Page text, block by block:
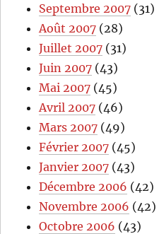
Septembre 2007 (31)
Août 2007 (28)
Juillet 2007 (31)
Juin 2007 (43)
Mai 2007 (45)
Avril 2007 (46)
Mars 2007 (49)
Février 2007 (45)
Janvier 2007 (43)
Décembre 2006 (42)
Novembre 2006 (42)
Octobre 2006 (43)